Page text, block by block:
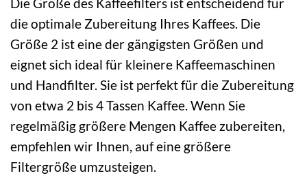
die optimale Zubereitung Ihres Kaffees. Die
Größe 2 ist eine der gängigsten Größen und
eignet sich ideal für kleinere Kaffeemaschinen
und Handfilter. Sie ist perfekt für die Zubereitung
von etwa 2 bis 4 Tassen Kaffee. Wenn Sie
regelmäßig größere Mengen Kaffee zubereiten,
empfehlen wir Ihnen, auf eine größere
Filtergröße umzusteigen.